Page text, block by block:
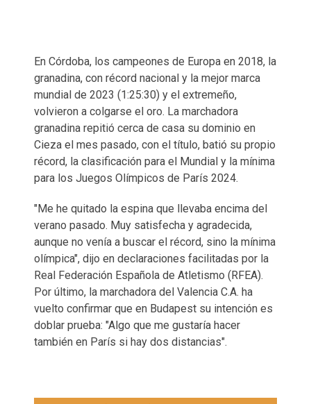
En Córdoba, los campeones de Europa en 2018, la
granadina, con récord nacional y la mejor marca
mundial de 2023 (1:25:30) y el extremeño,
volvieron a colgarse el oro. La marchadora
granadina repitió cerca de casa su dominio en
Cieza el mes pasado, con el título, batió su propio
récord, la clasificación para el Mundial y la mínima
para los Juegos Olímpicos de París 2024.
"Me he quitado la espina que llevaba encima del
verano pasado. Muy satisfecha y agradecida,
aunque no venía a buscar el récord, sino la mínima
olímpica", dijo en declaraciones facilitadas por la
Real Federación Española de Atletismo (RFEA).
Por último, la marchadora del Valencia C.A. ha
vuelto confirmar que en Budapest su intención es
doblar prueba: "Algo que me gustaría hacer
también en París si hay dos distancias".